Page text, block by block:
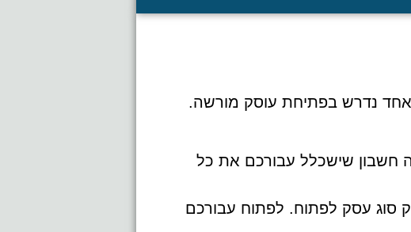
נדרש בפתיחת עוסק מורשה.
חשבון שישכלל עבורכם את כל
סוג עסק לפתוח. לפתוח עבורכם